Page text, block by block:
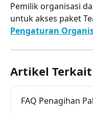
Pemilik organisasi
untuk akses paket
Pengaturan
Artikel Terkait
FAQ Penagihan